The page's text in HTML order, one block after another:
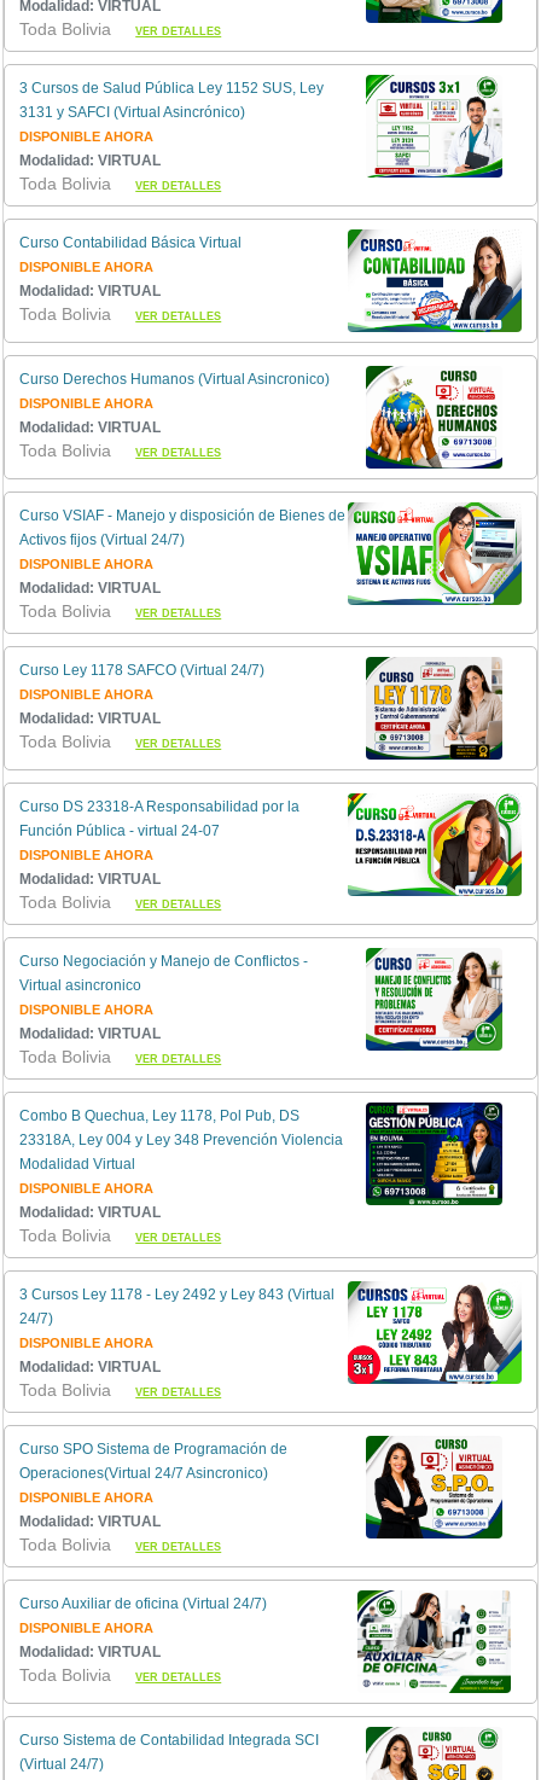
Modalidad: VIRTUAL
Toda BoliviaVER DETALLES
3 Cursos de Salud Pública Ley 1152 SUS, Ley
3131 y SAFCI (Virtual Asincrónico)
DISPONIBLE AHORA
Modalidad: VIRTUAL
Toda BoliviaVER DETALLES
Curso Contabilidad Básica Virtual
DISPONIBLE AHORA
Modalidad: VIRTUAL
Toda BoliviaVER DETALLES
Curso Derechos Humanos (Virtual Asincronico)
DISPONIBLE AHORA
Modalidad: VIRTUAL
Toda BoliviaVER DETALLES
Curso VSIAF - Manejo y disposición de Bienes de
Activos fijos (Virtual 24/7)
DISPONIBLE AHORA
Modalidad: VIRTUAL
Toda BoliviaVER DETALLES
Curso Ley 1178 SAFCO (Virtual 24/7)
DISPONIBLE AHORA
Modalidad: VIRTUAL
Toda BoliviaVER DETALLES
Curso DS 23318-A Responsabilidad por la
Función Pública - virtual 24-07
DISPONIBLE AHORA
Modalidad: VIRTUAL
Toda BoliviaVER DETALLES
Curso Negociación y Manejo de Conflictos -
Virtual asincronico
DISPONIBLE AHORA
Modalidad: VIRTUAL
Toda BoliviaVER DETALLES
Combo B Quechua, Ley 1178, Pol Pub, DS
23318A, Ley 004 y Ley 348 Prevención Violencia
Modalidad Virtual
DISPONIBLE AHORA
Modalidad: VIRTUAL
Toda BoliviaVER DETALLES
3 Cursos Ley 1178 - Ley 2492 y Ley 843 (Virtual
24/7)
DISPONIBLE AHORA
Modalidad: VIRTUAL
Toda BoliviaVER DETALLES
Curso SPO Sistema de Programación de
Operaciones(Virtual 24/7 Asincronico)
DISPONIBLE AHORA
Modalidad: VIRTUAL
Toda BoliviaVER DETALLES
Curso Auxiliar de oficina (Virtual 24/7)
DISPONIBLE AHORA
Modalidad: VIRTUAL
Toda BoliviaVER DETALLES
Curso Sistema de Contabilidad Integrada SCI
(Virtual 24/7)